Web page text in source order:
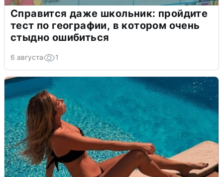
Справится даже школьник: пройдите
тест по географии, в котором очень
стыдно ошибиться
6 августа 1